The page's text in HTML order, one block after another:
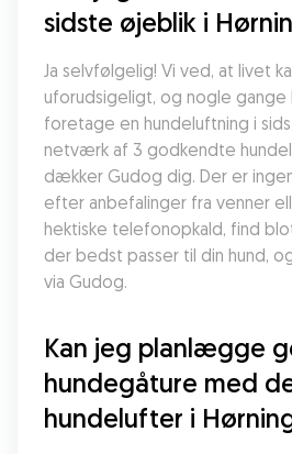
sidste øjeblik i
Ja selvfølgelig! Vi ved, at livet
uforudsigeligt, og nogle gange
foretage en hundeluftning i
netværk af 3 godkendte
dækker Gudog dig. Der er
efter anbefalinger fra venner
hektiske telefonopkald, find
der bedst passer til din hund,
via Gudog.
Kan jeg planlægge
hundegåture med
hundelufter i